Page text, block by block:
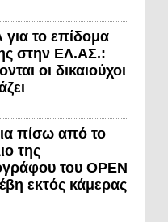
το επίδομα
στην ΕΛ.ΑΣ.:
οι δικαιούχοι
πίσω από το
της
του OPEN
εκτός κάμερας